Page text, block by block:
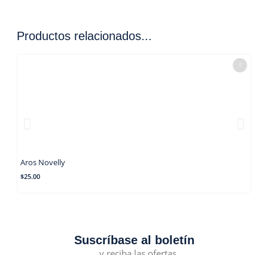
Productos relacionados...
Aros Novelly
$25.00
Suscríbase al boletín